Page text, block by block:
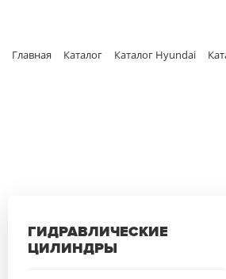
Главная Каталог Каталог Hyundai
ГИДРАВЛИЧЕСКИЕ
ЦИЛИНДРЫ